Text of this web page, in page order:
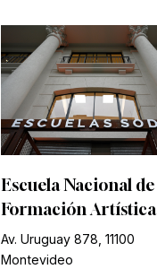
Escuela Nacional de
Formación Artística
Av. Uruguay 878, 11100
Montevideo